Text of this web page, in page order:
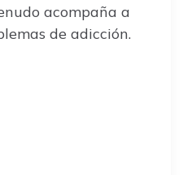
acompaña a
de adicción.